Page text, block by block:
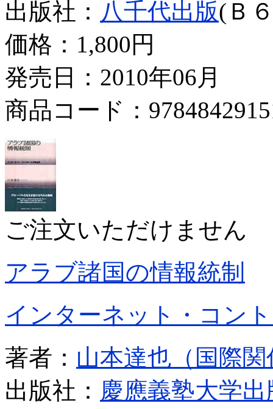
出版社： 八千代出版(Ｂ
価格： 1,800円
発売日：2010年06月
商品コード：
ご注文いただけません
アラブ諸国の情報統制
インターネット・コン
著者： 山本達也（国際
出版社： 慶應義塾大学出